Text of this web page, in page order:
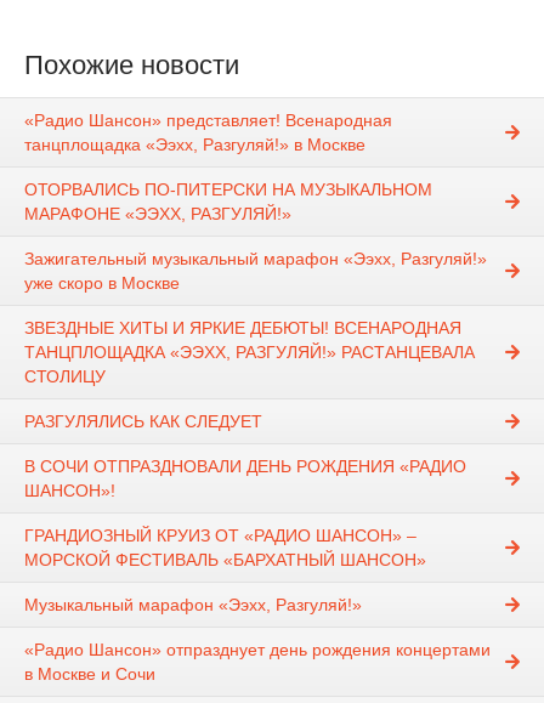
Похожие новости
«Радио Шансон» представляет! Всенародная
танцплощадка «Ээхх, Разгуляй!» в Москве
ОТОРВАЛИСЬ ПО-ПИТЕРСКИ НА МУЗЫКАЛЬНОМ
МАРАФОНЕ «ЭЭХХ, РАЗГУЛЯЙ!»
Зажигательный музыкальный марафон «Ээхх, Разгуляй!»
уже скоро в Москве
ЗВЕЗДНЫЕ ХИТЫ И ЯРКИЕ ДЕБЮТЫ! ВСЕНАРОДНАЯ
ТАНЦПЛОЩАДКА «ЭЭХХ, РАЗГУЛЯЙ!» РАСТАНЦЕВАЛА
СТОЛИЦУ
РАЗГУЛЯЛИСЬ КАК СЛЕДУЕТ
В СОЧИ ОТПРАЗДНОВАЛИ ДЕНЬ РОЖДЕНИЯ «РАДИО
ШАНСОН»!
ГРАНДИОЗНЫЙ КРУИЗ ОТ «РАДИО ШАНСОН» –
МОРСКОЙ ФЕСТИВАЛЬ «БАРХАТНЫЙ ШАНСОН»
Музыкальный марафон «Ээхх, Разгуляй!»
«Радио Шансон» отпразднует день рождения концертами
в Москве и Сочи